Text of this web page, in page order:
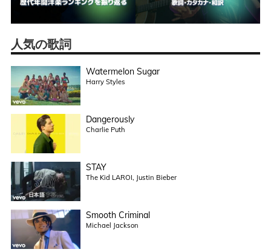
人気の歌詞
Watermelon Sugar
Harry Styles
Dangerously
Charlie Puth
STAY
The Kid LAROI, Justin Bieber
Smooth Criminal
Michael Jackson